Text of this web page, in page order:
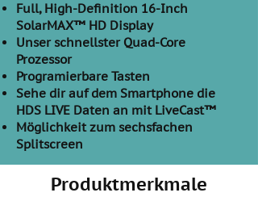
Full, High-Definition 16-Inch
SolarMAX™ HD Display
Unser schnellster Quad-Core
Prozessor
Programierbare Tasten
Sehe dir auf dem Smartphone die
HDS LIVE Daten an mit LiveCast™
Möglichkeit zum sechsfachen
Splitscreen
Produktmerkmale